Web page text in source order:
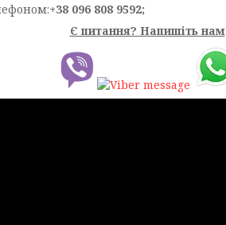
+38 096 808 9592;
Є питання? Напишіть нам